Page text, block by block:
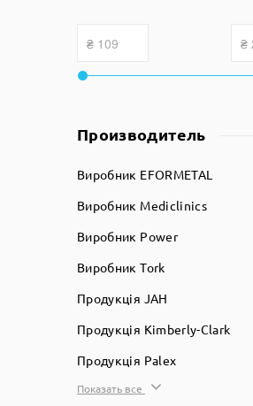
Производитель
Виробник EFORMETAL
Виробник Mediclinics
Виробник Power
Виробник Tork
Продукція JAH
Продукція Kimberly-Clark
Продукція Palex
Показать все